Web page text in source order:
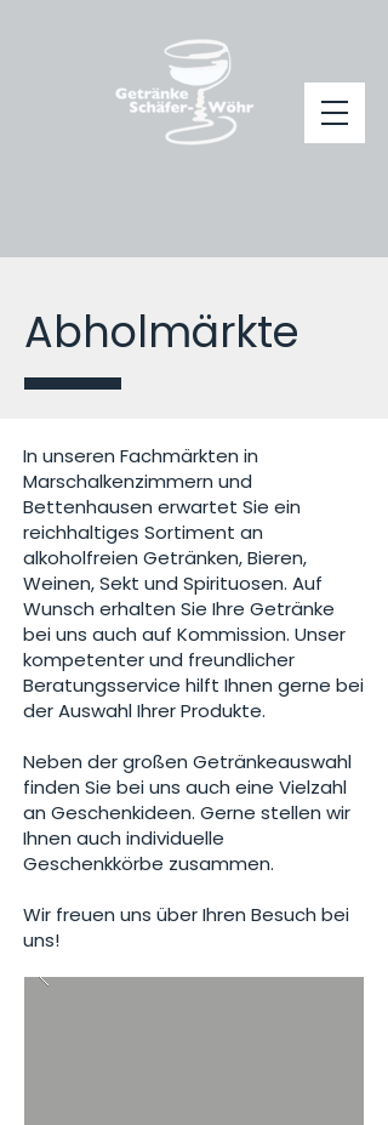
Abholmärkte
In unseren Fachmärkten in
Marschalkenzimmern und
Bettenhausen erwartet Sie ein
reichhaltiges Sortiment an
alkoholfreien Getränken, Bieren,
Weinen, Sekt und Spirituosen. Auf
Wunsch erhalten Sie Ihre Getränke
bei uns auch auf Kommission. Unser
kompetenter und freundlicher
Beratungsservice hilft Ihnen gerne bei
der Auswahl Ihrer Produkte.
Neben der großen Getränkeauswahl
finden Sie bei uns auch eine Vielzahl
an Geschenkideen. Gerne stellen wir
Ihnen auch individuelle
Geschenkkörbe zusammen.
Wir freuen uns über Ihren Besuch bei
uns!